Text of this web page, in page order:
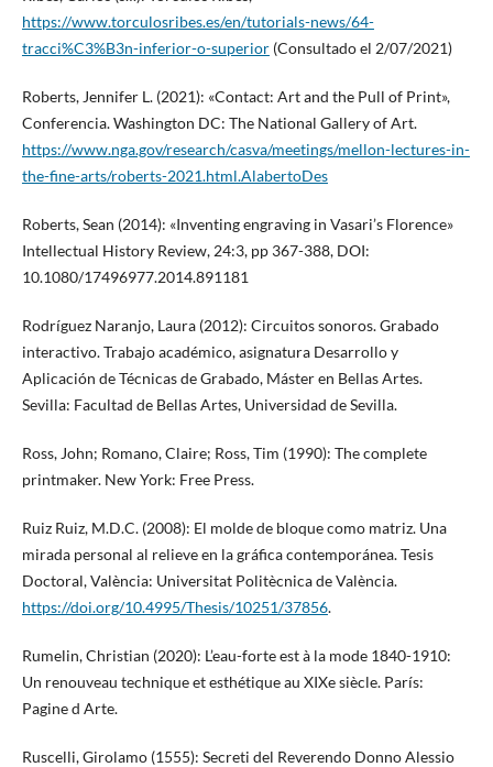
https://www.torculosribes.es/en/tutorials-news/64-
tracci%C3%B3n-inferior-o-superior(Consultado el 2/07/2021)
Roberts, Jennifer L. (2021): «Contact: Art and the Pull of Print»,
Conferencia. Washington DC: The National Gallery of Art.
https://www.nga.gov/research/casva/meetings/mellon-lectures-in-
the-fine-arts/roberts-2021.html.AlabertoDes
Roberts, Sean (2014): «Inventing engraving in Vasari’s Florence»
Intellectual History Review, 24:3, pp 367-388, DOI:
10.1080/17496977.2014.891181
Rodríguez Naranjo, Laura (2012): Circuitos sonoros. Grabado
interactivo. Trabajo académico, asignatura Desarrollo y
Aplicación de Técnicas de Grabado, Máster en Bellas Artes.
Sevilla: Facultad de Bellas Artes, Universidad de Sevilla.
Ross, John; Romano, Claire; Ross, Tim (1990): The complete
printmaker. New York: Free Press.
Ruiz Ruiz, M.D.C. (2008): El molde de bloque como matriz. Una
mirada personal al relieve en la gráfica contemporánea. Tesis
Doctoral, València: Universitat Politècnica de València.
https://doi.org/10.4995/Thesis/10251/37856.
Rumelin, Christian (2020): L’eau-forte est à la mode 1840-1910:
Un renouveau technique et esthétique au XIXe siècle. París:
Pagine d Arte.
Ruscelli, Girolamo (1555): Secreti del Reverendo Donno Alessio